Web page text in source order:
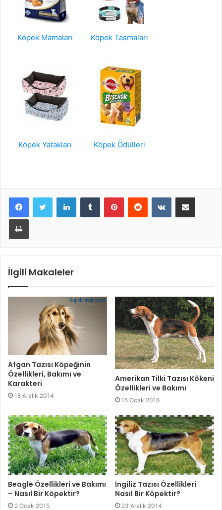
Köpek Mamaları Köpek Tasmaları
Köpek Yatakları Köpek Ödülleri
LinkedInTumblr PinterestReddit VKontakteE-Posta ile paylaş
Yazdır
İlgili Makaleler
Afgan Tazısı Köpeğinin
Özellikleri, Bakımı ve
Karakteri
18 Aralık 2014
Amerikan Tilki Tazısı Kökeni
Özellikleri ve Bakımı
15 Ocak 2016
Beagle Özellikleri ve Bakımı
– Nasıl Bir Köpektir?
2 Ocak 2015
İngiliz Tazısı Özellikleri
Nasıl Bir Köpektir?
23 Aralık 2014